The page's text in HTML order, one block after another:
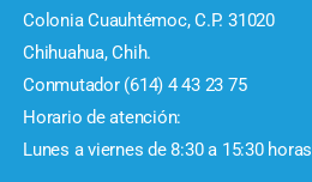
Colonia Cuauhtémoc, C.P. 31020
Chihuahua, Chih.
Conmutador (614) 4 43 23 75
Horario de atención:
Lunes a viernes de 8:30 a 15:30 horas